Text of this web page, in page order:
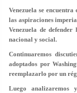
Venezuela se
las aspiraciones
Venezuela de
nacional y social.
Continuaremos
adoptados por
reemplazarlo por un
Luego analizaremos